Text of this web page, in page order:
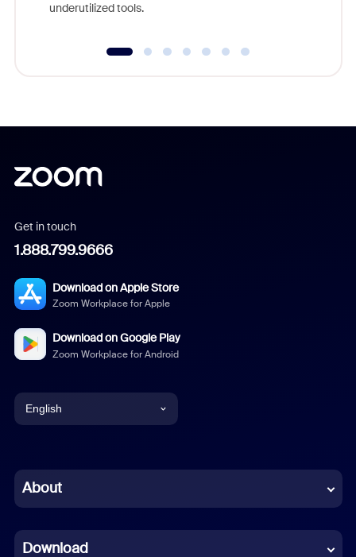
underutilized tools.
Get in touch
1.888.799.9666
Download on Apple Store
Zoom Workplace for Apple
Download on Google Play
Zoom Workplace for Android
English
Chinese (Simplified)
About
Download